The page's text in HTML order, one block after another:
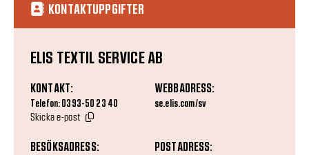
KONTAKTUPPGIFTER
ELIS TEXTIL SERVICE AB
KONTAKT:
Telefon: 0393-50 23 40
Skicka e-post
WEBBADRESS:
se.elis.com/sv
BESÖKSADRESS: POSTADRESS: